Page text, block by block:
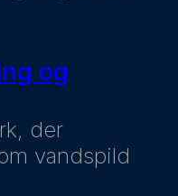
og
der
vandspild